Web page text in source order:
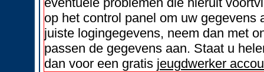
op het control panel om uw
juiste logingegevens, neem dan met
passen de gegevens aan. Staat u
dan voor een gratis jeugdwerker